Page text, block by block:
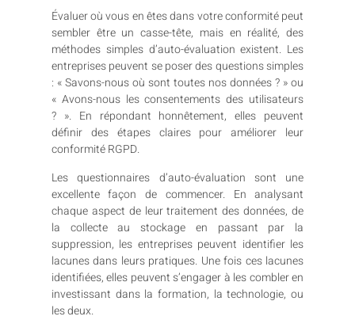
Évaluer où vous en êtes dans votre conformité peut
sembler être un casse-tête, mais en réalité, des
méthodes simples d’auto-évaluation existent. Les
entreprises peuvent se poser des questions simples
: « Savons-nous où sont toutes nos données ? » ou
« Avons-nous les consentements des utilisateurs
? ». En répondant honnêtement, elles peuvent
définir des étapes claires pour améliorer leur
conformité RGPD.
Les questionnaires d’auto-évaluation sont une
excellente façon de commencer. En analysant
chaque aspect de leur traitement des données, de
la collecte au stockage en passant par la
suppression, les entreprises peuvent identifier les
lacunes dans leurs pratiques. Une fois ces lacunes
identifiées, elles peuvent s’engager à les combler en
investissant dans la formation, la technologie, ou
les deux.